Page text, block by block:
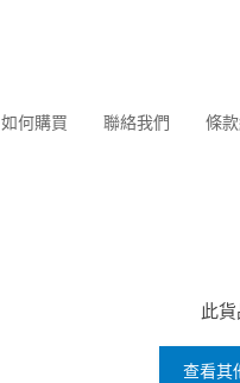
如何購買 聯絡我們 條
此
查看其